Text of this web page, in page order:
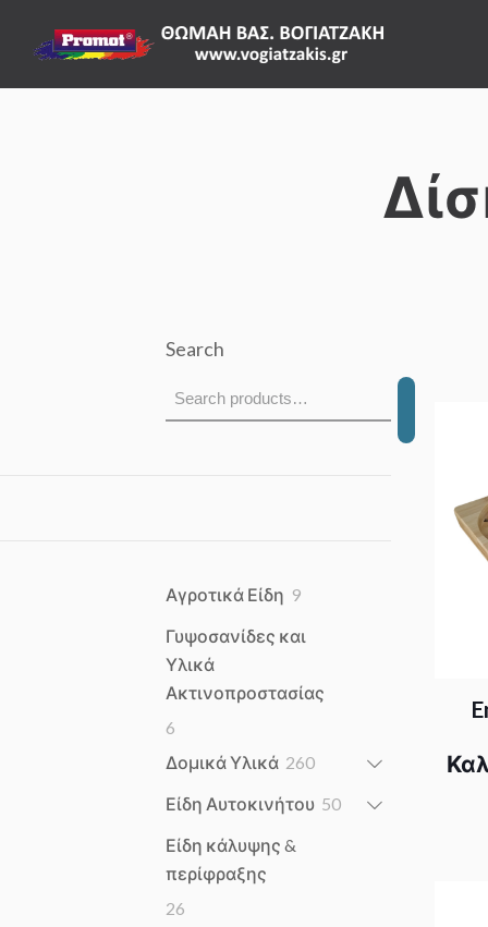
Search
Αγροτικά Είδη 99
Γυψοσανίδες και
Υλικά
Ακτινοπροστασίας
6
products
Δομικά Υλικά 260260
Είδη Αυτοκινήτου 5050
Είδη κάλυψης &
περίφραξης
26